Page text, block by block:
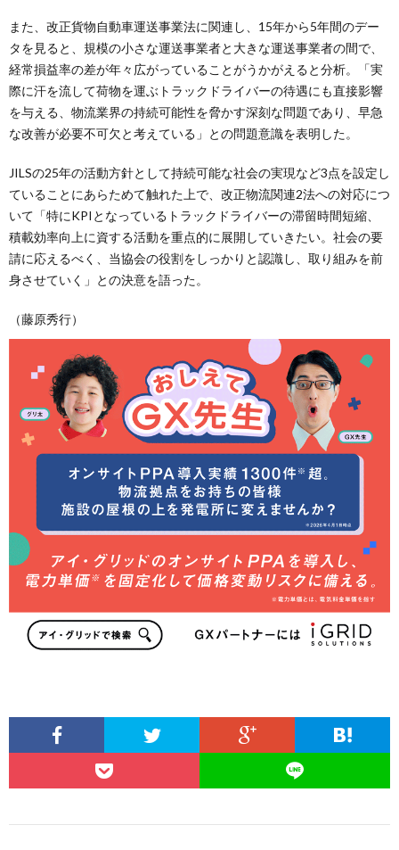
また、改正貨物自動車運送事業法に関連し、15年から5年間のデー
タを見ると、規模の小さな運送事業者と大きな運送事業者の間で、
経常損益率の差が年々広がっていることがうかがえると分析。「実
際に汗を流して荷物を運ぶトラックドライバーの待遇にも直接影響
を与える、物流業界の持続可能性を脅かす深刻な問題であり、早急
な改善が必要不可欠と考えている」との問題意識を表明した。
JILSの25年の活動方針として持続可能な社会の実現など3点を設定し
ていることにあらためて触れた上で、改正物流関連2法への対応につ
いて「特にKPIとなっているトラックドライバーの滞留時間短縮、
積載効率向上に資する活動を重点的に展開していきたい。社会の要
請に応えるべく、当協会の役割をしっかりと認識し、取り組みを前
身させていく」との決意を語った。
（藤原秀行）